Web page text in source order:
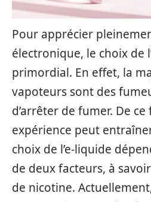
Pour apprécier
électronique, le choix de
primordial. En effet, la
vapoteurs sont des
d’arrêter de fumer. De
expérience peut
choix de l’e-liquide
de deux facteurs, à
de nicotine.